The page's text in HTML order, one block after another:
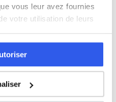
vous leur avez fournies
votre utilisation de leurs
Marie de Nevers